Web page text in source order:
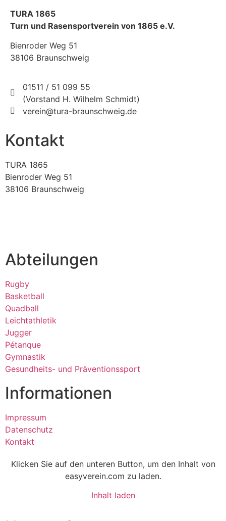
TURA 1865
Turn und Rasensportverein von 1865 e.V.
Bienroder Weg 51
38106 Braunschweig
01511 / 51 099 55
(Vorstand H. Wilhelm Schmidt)
verein@tura-braunschweig.de
Kontakt
TURA 1865
Bienroder Weg 51
38106 Braunschweig
Abteilungen
Rugby
Basketball
Quadball
Leichtathletik
Jugger
Pétanque
Gymnastik
Gesundheits- und Präventionssport
Informationen
Impressum
Datenschutz
Kontakt
Klicken Sie auf den unteren Button, um den Inhalt von
easyverein.com zu laden.
Inhalt laden